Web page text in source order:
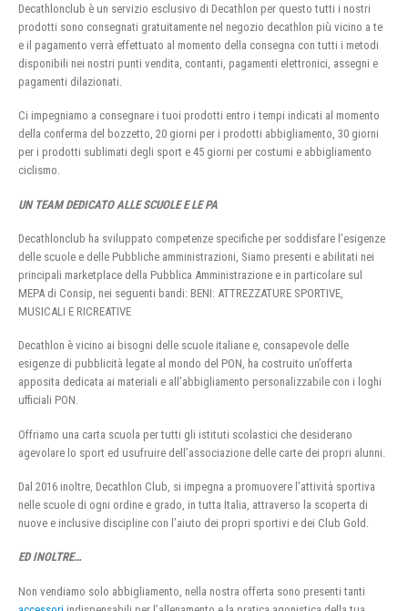
Decathlonclub è un servizio esclusivo di Decathlon per questo tutti i nostri
prodotti sono consegnati gratuitamente nel negozio decathlon più vicino a te
e il pagamento verrà effettuato al momento della consegna con tutti i metodi
disponibili nei nostri punti vendita, contanti, pagamenti elettronici, assegni e
pagamenti dilazionati.
Ci impegniamo a consegnare i tuoi prodotti entro i tempi indicati al momento
della conferma del bozzetto, 20 giorni per i prodotti abbigliamento, 30 giorni
per i prodotti sublimati degli sport e 45 giorni per costumi e abbigliamento
ciclismo.
UN TEAM DEDICATO ALLE SCUOLE E LE PA
Decathlonclub ha sviluppato competenze specifiche per soddisfare l’esigenze
delle scuole e delle Pubbliche amministrazioni, Siamo presenti e abilitati nei
principali marketplace della Pubblica Amministrazione e in particolare sul
MEPA di Consip, nei seguenti bandi: BENI: ATTREZZATURE SPORTIVE,
MUSICALI E RICREATIVE
Decathlon è vicino ai bisogni delle scuole italiane e, consapevole delle
esigenze di pubblicità legate al mondo del PON, ha costruito un’offerta
apposita dedicata ai materiali e all’abbigliamento personalizzabile con i loghi
ufficiali PON.
Offriamo una carta scuola per tutti gli istituti scolastici che desiderano
agevolare lo sport ed usufruire dell’associazione delle carte dei propri alunni.
Dal 2016 inoltre, Decathlon Club, si impegna a promuovere l’attività sportiva
nelle scuole di ogni ordine e grado, in tutta Italia, attraverso la scoperta di
nuove e inclusive discipline con l’aiuto dei propri sportivi e dei Club Gold.
ED INOLTRE…
Non vendiamo solo abbigliamento, nella nostra offerta sono presenti tanti